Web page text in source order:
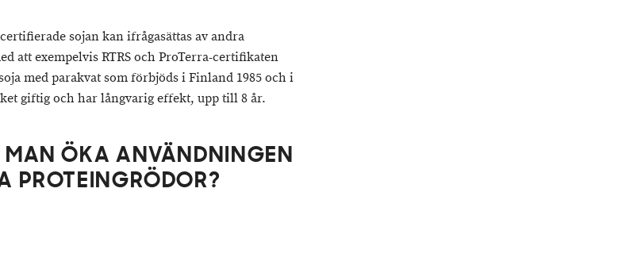
sojan kan ifrågasättas av andra
att exempelvis RTRS och ProTerra-certifikaten
med parakvat som förbjöds i Finland 1985 och i
giftig och har långvarig effekt, upp till 8 år.
ÖKA ANVÄNDNINGEN
PROTEINGRÖDOR?